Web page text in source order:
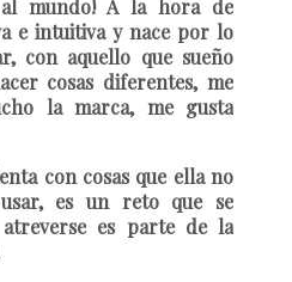
mundo! A la hora de
e intuitiva y nace por lo
con aquello que sueño
cosas diferentes, me
la marca, me gusta
con cosas que ella no
es un reto que se
es parte de la